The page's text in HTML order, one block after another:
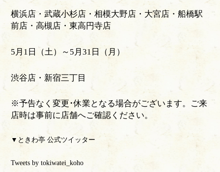
横浜店・武蔵小杉店・相模大野店・大宮店・船橋駅
前店・高槻店・東高円寺店
5月1日（土）～5月31日（月）
渋谷店・新宿三丁目
※予告なく変更･休業となる場合がございます。ご来
店時は事前に店舗へご確認ください。
▼ときわ亭 公式ツイッター
Tweets by tokiwatei_koho